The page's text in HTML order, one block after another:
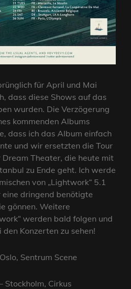
für April und Mai
dass diese Shows auf das
wurden. Die Verzögerung
kommenden Albums
dass ich das Album einfach
und wir ersetzten die Tour
Dream Theater, die heute mit
zu Ende geht. Ich werde
von „Lightwork“ 5.1
eine dringend benötigte
gönnen. Weitere
werden bald folgen und
Konzerten zu sehen!
Sentrum Scene
Stockholm, Cirkus